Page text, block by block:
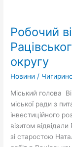
Робочий
округу
Новини /
Міський голова
міської ради з
інвестиційного
візитом
зі старостою
міського
голови
до
Рацівського
старостинського